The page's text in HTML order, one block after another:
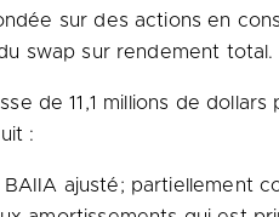
sur des actions en
swap sur rendement total.
de 11,1 millions de
:
ajusté; partiellement